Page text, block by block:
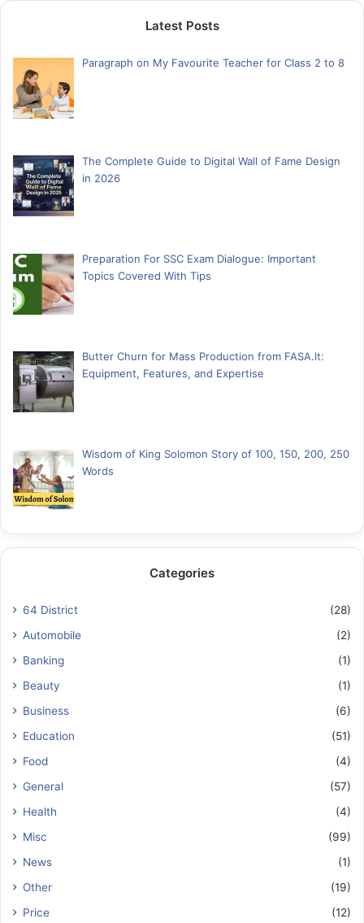
Latest Posts
Paragraph on My Favourite Teacher for Class 2 to 8
The Complete Guide to Digital Wall of Fame Design
in 2026
Preparation For SSC Exam Dialogue: Important
Topics Covered With Tips
Butter Churn for Mass Production from FASA.lt:
Equipment, Features, and Expertise
Wisdom of King Solomon Story of 100, 150, 200, 250
Words
Categories
64 District
(28)
Automobile
(2)
Banking
(1)
Beauty
(1)
Business
(6)
Education
(51)
Food
(4)
General
(57)
Health
(4)
Misc
(99)
News
(1)
Other
(19)
Price
(12)